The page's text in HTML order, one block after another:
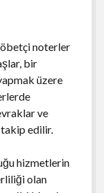
noterler
bir
üzere
ve
edilir.
hizmetlerin
olan